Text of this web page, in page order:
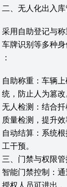
二、无人化出入
采用‌自助登记与
车牌识别等多种
：
自助称重‌：车辆
统，防止人为篡改
无人检测‌：结合
质量检测，提升效
自动结算‌：系统
工干预。
三、门禁与权限
智能门禁控制‌：
授权人员可进出 。